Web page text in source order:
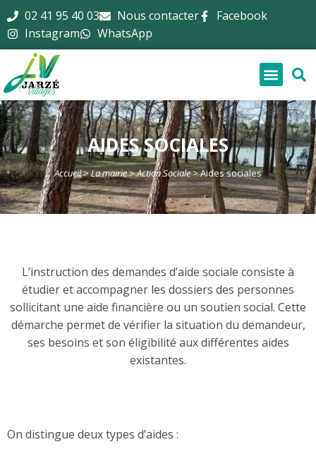
principal
02 41 95 40 03 Nous contacter
Facebook
Instagram
WhatsApp
AIDES SOCIALES
Accueil>La mairie>Action Sociale>Aides sociales
L’instruction des demandes d’aide sociale consiste à
étudier et accompagner les dossiers des personnes
sollicitant une aide financière ou un soutien social. Cette
démarche permet de vérifier la situation du demandeur,
ses besoins et son éligibilité aux différentes aides
existantes.
On distingue deux types d’aides :